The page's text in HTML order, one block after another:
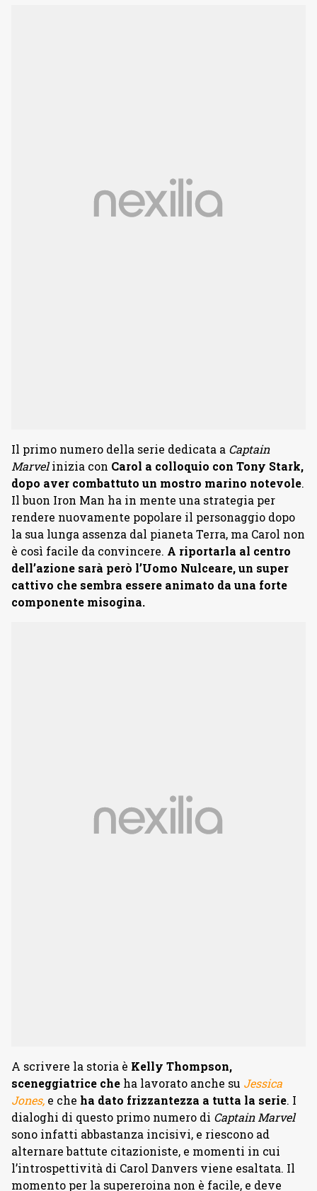
Il primo numero della serie dedicata a Captain
Marvelinizia con Carol a colloquio con Tony Stark,
dopo aver combattuto un mostro marino notevole.
Il buon Iron Man ha in mente una strategia per
rendere nuovamente popolare il personaggio dopo
la sua lunga assenza dal pianeta Terra, ma Carol non
è così facile da convincere. A riportarla al centro
dell’azione sarà però l’Uomo Nulceare, un super
cattivo che sembra essere animato da una forte
componente misogina.
A scrivere la storia è Kelly Thompson,
sceneggiatrice che ha lavorato anche su Jessica
Jones, e che ha dato frizzantezza a tutta la serie. I
dialoghi di questo primo numero di Captain Marvel
sono infatti abbastanza incisivi, e riescono ad
alternare battute citazioniste, e momenti in cui
l’introspettività di Carol Danvers viene esaltata. Il
momento per la supereroina non è facile, e deve